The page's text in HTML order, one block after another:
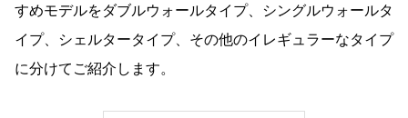
すめモデルをダブルウォールタイプ、シングルウォールタ
イプ、シェルタータイプ、その他のイレギュラーなタイプ
に分けてご紹介します。